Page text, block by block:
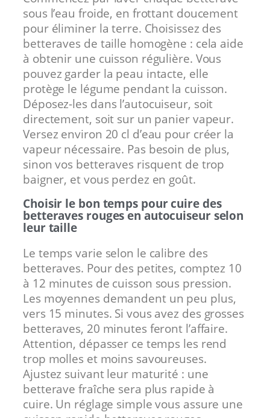
sous l’eau froide, en frottant doucement
pour éliminer la terre. Choisissez des
betteraves de taille homogène : cela aide
à obtenir une cuisson régulière. Vous
pouvez garder la peau intacte, elle
protège le légume pendant la cuisson.
Déposez-les dans l’autocuiseur, soit
directement, soit sur un panier vapeur.
Versez environ 20 cl d’eau pour créer la
vapeur nécessaire. Pas besoin de plus,
sinon vos betteraves risquent de trop
baigner, et vous perdez en goût.
Choisir le bon temps pour cuire des
betteraves rouges en autocuiseur selon
leur taille
Le temps varie selon le calibre des
betteraves. Pour des petites, comptez 10
à 12 minutes de cuisson sous pression.
Les moyennes demandent un peu plus,
vers 15 minutes. Si vous avez des grosses
betteraves, 20 minutes feront l’affaire.
Attention, dépasser ce temps les rend
trop molles et moins savoureuses.
Ajustez suivant leur maturité : une
betterave fraîche sera plus rapide à
cuire. Un réglage simple vous assure une